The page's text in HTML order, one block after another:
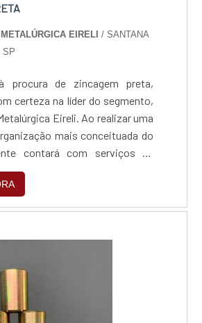
EIRELI/ SANTANA
SP
procura de zincagem preta,
certeza na líder do segmento,
Eireli. Ao realizar uma
mais conceituada do
contará com serviços de
suporte de especialistas para
dúvidas.Quando o tema é
com a SN indústria
e um design completo de